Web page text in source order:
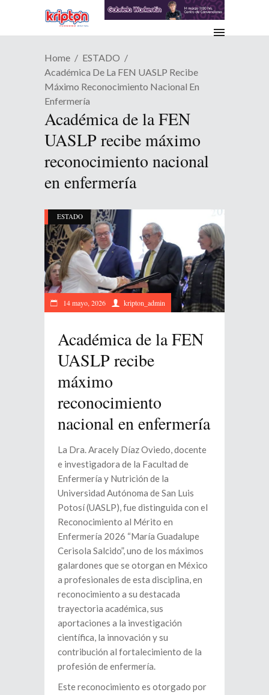
Home
ESTADO
Académica De La FEN UASLP Recibe
Máximo Reconocimiento Nacional En
Enfermería
Académica de la FEN
UASLP recibe máximo
reconocimiento nacional
en enfermería
ESTADO
14 mayo, 2026 kripton_admin
Académica de la FEN
UASLP recibe
máximo
reconocimiento
nacional en enfermería
La Dra. Aracely Díaz Oviedo, docente
e investigadora de la Facultad de
Enfermería y Nutrición de la
Universidad Autónoma de San Luis
Potosí (UASLP), fue distinguida con el
Reconocimiento al Mérito en
Enfermería 2026 “María Guadalupe
Cerisola Salcido”, uno de los máximos
galardones que se otorgan en México
a profesionales de esta disciplina, en
reconocimiento a su destacada
trayectoria académica, sus
aportaciones a la investigación
científica, la innovación y su
contribución al fortalecimiento de la
profesión de enfermería.
Este reconocimiento es otorgado por